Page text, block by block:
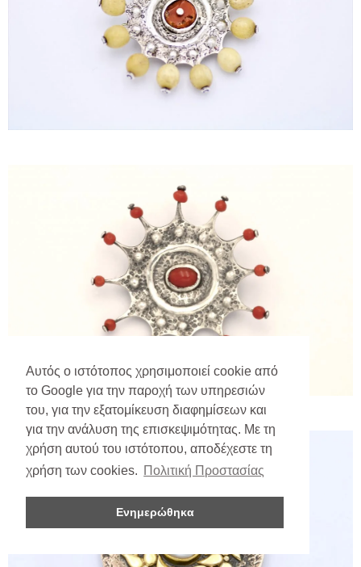
Αυτός ο ιστότοπος χρησιμοποιεί cookie από
το Google για την παροχή των υπηρεσιών
του, για την εξατομίκευση διαφημίσεων και
για την ανάλυση της επισκεψιμότητας. Με τη
χρήση αυτού του ιστότοπου, αποδέχεστε τη
χρήση των cookies. Πολιτική Προστασίας
Ενημερώθηκα